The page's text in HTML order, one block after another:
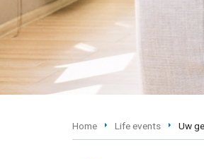
Home Life events Uw